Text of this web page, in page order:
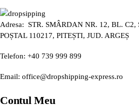
Adresa: STR. SMÂRDAN NR. 12, BL. C2,
POȘTAL 110217, PITEȘTI, JUD. ARGEȘ
Telefon: +40 739 999 899
Email: office@dropshipping-express.ro
Contul Meu